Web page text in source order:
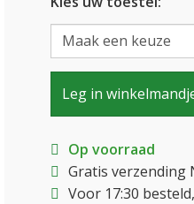
Leg in
Op voorraad
Gratis verzending
Voor 17:30